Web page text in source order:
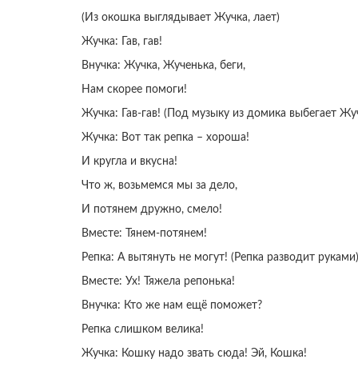
(Из окошка выглядывает Жучка, лает)
Жучка: Гав, гав!
Внучка: Жучка, Жученька, беги,
Нам скорее помоги!
Жучка: Гав-гав! (Под музыку из домика выбегает
Жучка: Вот так репка – хороша!
И кругла и вкусна!
Что ж, возьмемся мы за дело,
И потянем дружно, смело!
Вместе: Тянем-потянем!
Репка: А вытянуть не могут! (Репка разводит руками)
Вместе: Ух! Тяжела репонька!
Внучка: Кто же нам ещё поможет?
Репка слишком велика!
Жучка: Кошку надо звать сюда! Эй, Кошка!